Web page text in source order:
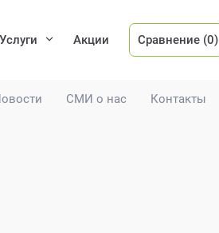
СМИ о нас Контакты
Услуги Акции Сравнение (0)